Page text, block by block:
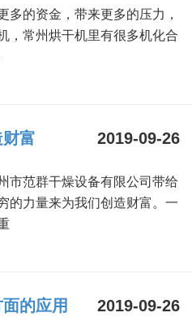
的资金，带来更多的压力，
，常州烘干机里有很多机化合
富 2019-09-26
市范群干燥设备有限公司带给
的力量来为我们创造财富。一
的应用 2019-09-26